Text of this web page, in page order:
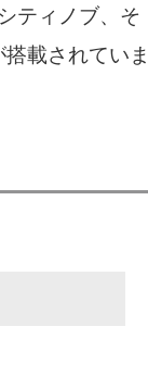
ティノブ、そ
載されていま